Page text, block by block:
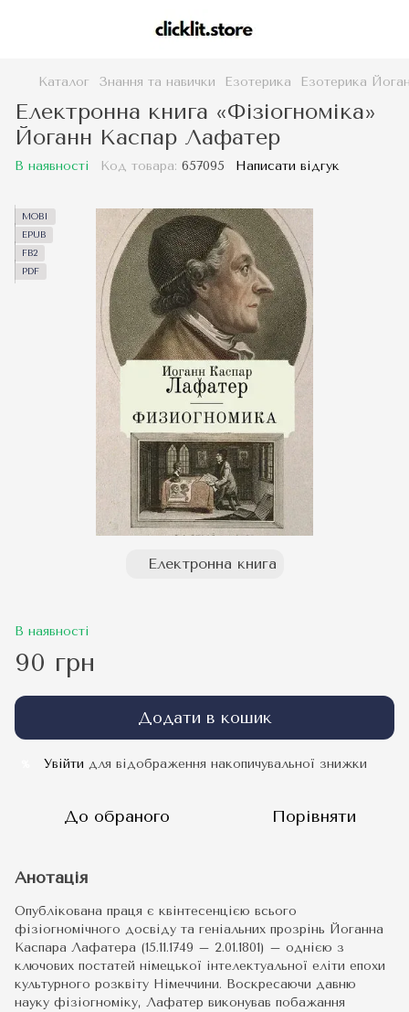
Каталог Знання та навички Езотерика Езотерика
Електронна книга «Фізіогноміка»
Йоганн Каспар Лафатер
В наявності Код товара: 657095 Написати відгук
MOBI
EPUB
FB2
PDF
Електронна книга
В наявності
90 грн
Додати в кошик
Увійти для відображення накопичувальної знижки
До обраного Порівняти
Анотація
Опублікована праця є квінтесенцією всього
фізіогномічного досвіду та геніальних прозрінь Йоганна
Каспара Лафатера (15.11.1749 – 2.01.1801) – однією з
ключових постатей німецької інтелектуальної еліти епохи
культурного розквіту Німеччини. Воскресаючи давню
науку фізіогноміку, Лафатер виконував побажання